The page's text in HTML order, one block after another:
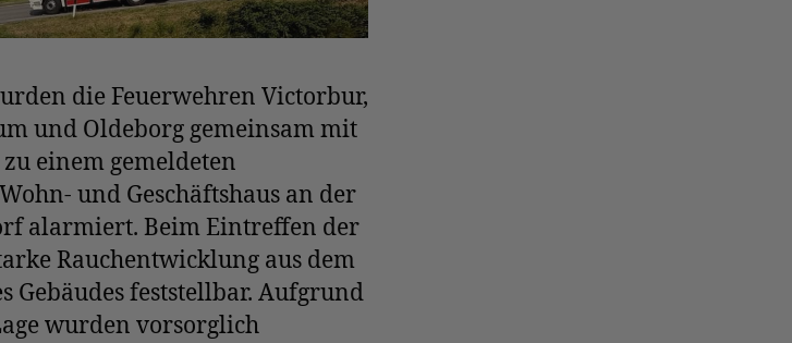
die Feuerwehren Victorbur,
und Oldeborg gemeinsam mit
einem gemeldeten
und Geschäftshaus an der
alarmiert. Beim Eintreffen der
Rauchentwicklung aus dem
Gebäudes feststellbar. Aufgrund
wurden vorsorglich